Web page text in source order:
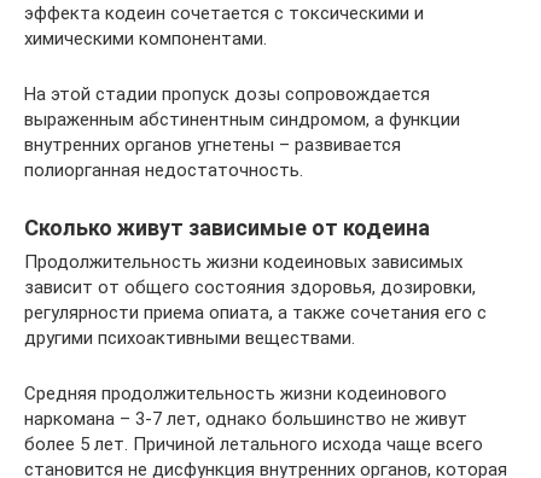
эффекта кодеин сочетается с токсическими и
химическими компонентами.
На этой стадии пропуск дозы сопровождается
выраженным абстинентным синдромом, а функции
внутренних органов угнетены – развивается
полиорганная недостаточность.
Сколько живут зависимые от кодеина
Продолжительность жизни кодеиновых зависимых
зависит от общего состояния здоровья, дозировки,
регулярности приема опиата, а также сочетания его с
другими психоактивными веществами.
Средняя продолжительность жизни кодеинового
наркомана – 3-7 лет, однако большинство не живут
более 5 лет. Причиной летального исхода чаще всего
становится не дисфункция внутренних органов, которая